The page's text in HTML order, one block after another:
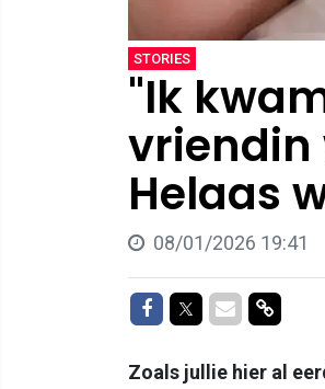
STORIES
"Ik
vriendin
Helaas
08/01/2026 19:41
Delen op Facebook
Delen op Twitter
Delen via
Delen
Zoals jullie hier al